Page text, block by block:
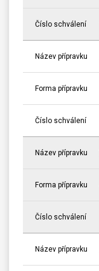
Číslo schválení
Název přípravku
Forma přípravku
Číslo schválení
Název přípravku
Forma přípravku
Číslo schválení
Název přípravku